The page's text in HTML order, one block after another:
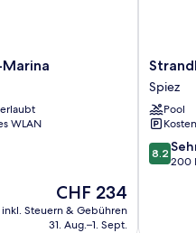
WLAN
Der
Preis
beträgt
CHF 234
inkl. Steuern & Gebühren
31. Aug.–1. Sept.
Seeblick
Spiez
Spiez
Pool
8.2
von
8.2
200